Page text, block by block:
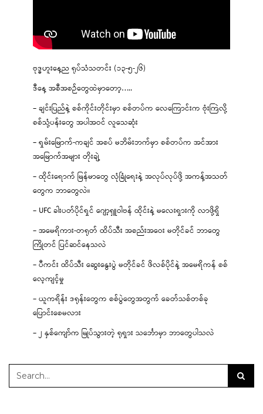
ဗုဒ္ဓဟူးနေ့ည ရုပ်သံသတင်း (၁၃-၅-၂၆)
ဒီနေ့ အစီအစဉ်တွေထဲမှာတော့…..
– ချင်းပြည်နဲ့ စစ်ကိုင်းတိုင်းမှာ စစ်တပ်က လေကြောင်းက ဗုံးကြဲလို့
စစ်သုံ့ပန်းတွေ အပါအဝင် လူသေဆုံး
– ရှမ်းမြောက်-ကချင် အစပ် မဘိမ်းဘက်မှာ စစ်တပ်က အင်အား
အမြောက်အများ တိုးချဲ့
– ထိုင်းရောက် မြန်မာတွေ လုံခြုံရေးနဲ့ အလုပ်လုပ်ဖို့ အကန့်အသတ်
တွေက ဘာတွေလဲ။
– UFC ခါးပတ်ပိုင်ရှင် ဂျော့ရှူဝါဗန် ထိုင်းနဲ့ မလေးရှားကို လာဖို့ရှိ
– အမေရိကား-တရုတ် ထိပ်သီး အစည်းအဝေး မတိုင်ခင် ဘာတွေ
ကြိုတင် ပြင်ဆင်နေသလဲ
– ပီကင်း ထိပ်သီး ဆွေးနွေးပွဲ မတိုင်ခင် ဖိလစ်ပိုင်နဲ့ အမေရိကန် စစ်
လေ့ကျင့်မှု
– ယူကရိန်း ဒရုန်းတွေက စစ်ပွဲတွေအတွက် ခေတ်သစ်တစ်ခု
ပြောင်းစေမလား
– ၂ နှစ်ကျော်က မြုပ်သွားတဲ့ ရုရှား သင်္ဘောမှာ ဘာတွေပါသလဲ